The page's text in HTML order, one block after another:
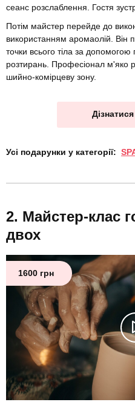
сеанс розслаблення. Гостя
Потім майстер перейде до
використанням аромаолій. Він
точки всього тіла за допомогою
розтирань. Професіонал м'яко
шийно-комірцеву зону.
Усі подарунки у категорії:
Майстер-клас
двох
1600 грн